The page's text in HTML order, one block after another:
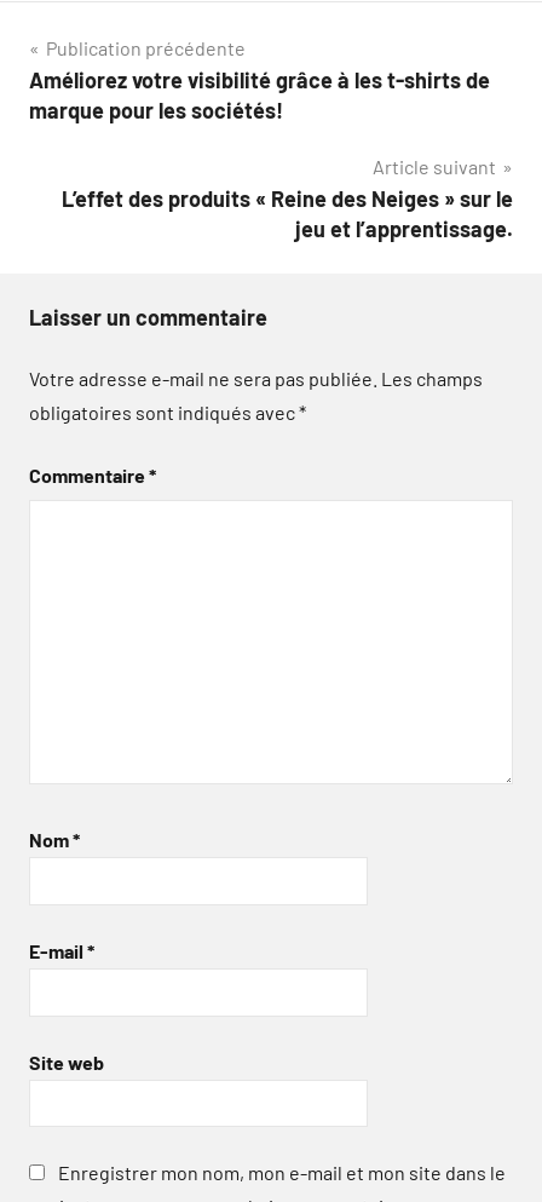
Navigation
de
Publication précédente
Améliorez votre visibilité grâce à les t-shirts de
marque pour les sociétés!
Article suivant
L’effet des produits « Reine des Neiges » sur le
jeu et l’apprentissage.
Laisser un commentaire
Votre adresse e-mail ne sera pas publiée. Les champs
obligatoires sont indiqués avec*
Commentaire*
Nom*
E-mail *
Site web
Enregistrer mon nom, mon e-mail et mon site dans le